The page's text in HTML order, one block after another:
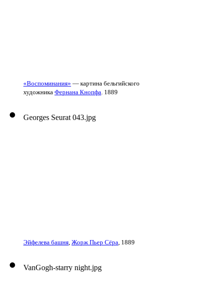
«Воспоминания» — картина бельгийского
художника Фернана Кнопфа. 1889
Georges Seurat 043.jpg
Эйфелева башня, Жорж Пьер Сёра, 1889
VanGogh-starry night.jpg